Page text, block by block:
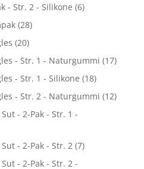
- Str. 2 - Silikone (6)
(28)
(20)
- Str. 1 - Naturgummi (17)
- Str. 1 - Silikone (18)
- Str. 2 - Naturgummi (12)
- 2-Pak - Str. 1 -
- 2-Pak - Str. 2 (7)
- 2-Pak - Str. 2 -